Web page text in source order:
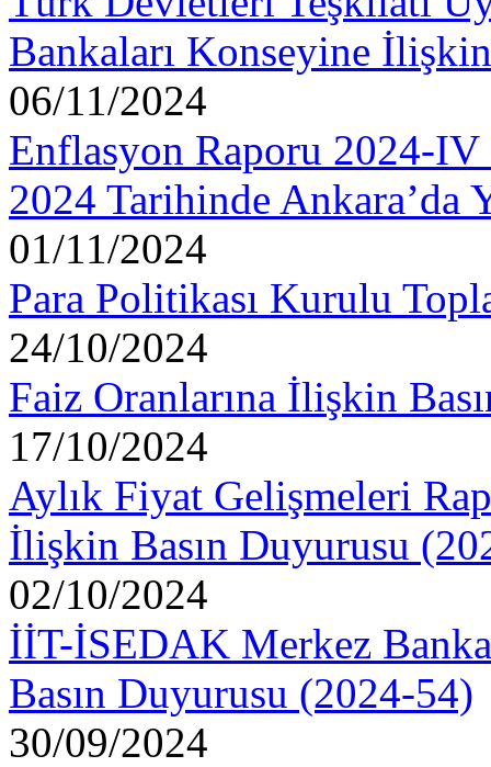
Bankaları Konseyine
06/11/2024
Enflasyon Raporu 2024-IV
2024 Tarihinde Ankara’da
01/11/2024
Para Politikası Kurulu
24/10/2024
Faiz Oranlarına İlişkin
17/10/2024
Aylık Fiyat Gelişmeleri
İlişkin Basın Duyurusu
02/10/2024
İİT-İSEDAK Merkez
Basın Duyurusu (2024-54)
30/09/2024